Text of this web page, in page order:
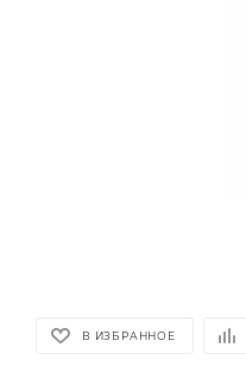
В ИЗБРАННОЕ